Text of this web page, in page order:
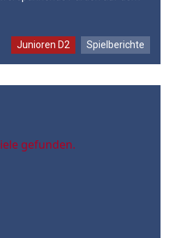
Junioren D2 Spielberichte